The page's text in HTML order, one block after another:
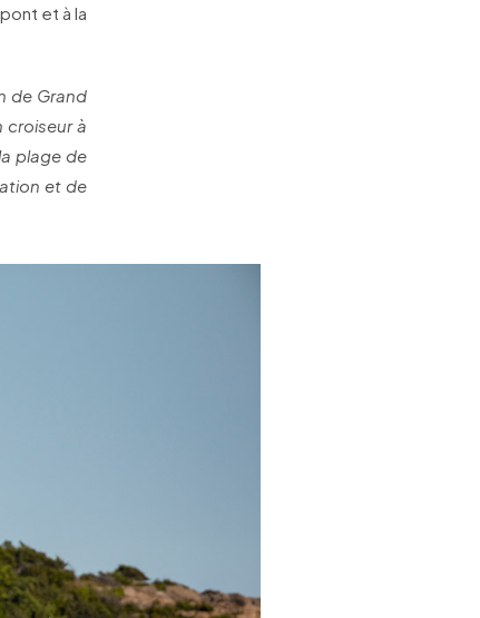
et à la
de Grand
croiseur à
plage de
et de